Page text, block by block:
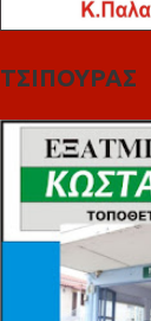
ΤΣΙΠΟΥΡΑΣ